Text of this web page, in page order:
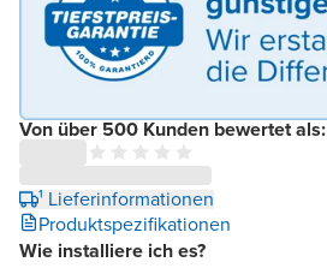
Von über 500 Kunden bewertet als:
¹ Lieferinformationen
Produktspezifikationen
Wie installiere ich es?